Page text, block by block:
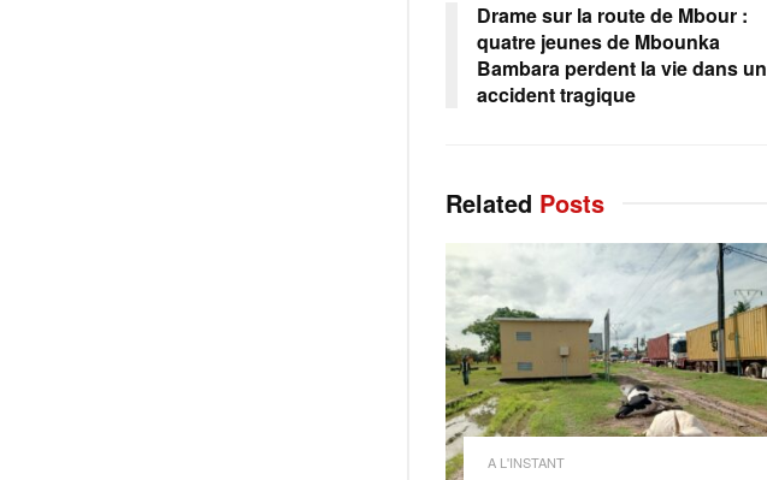
Drame sur la route de Mbour :
quatre jeunes de Mbounka
Bambara perdent la vie dans un
accident tragique
Related Posts
A L'INSTANT